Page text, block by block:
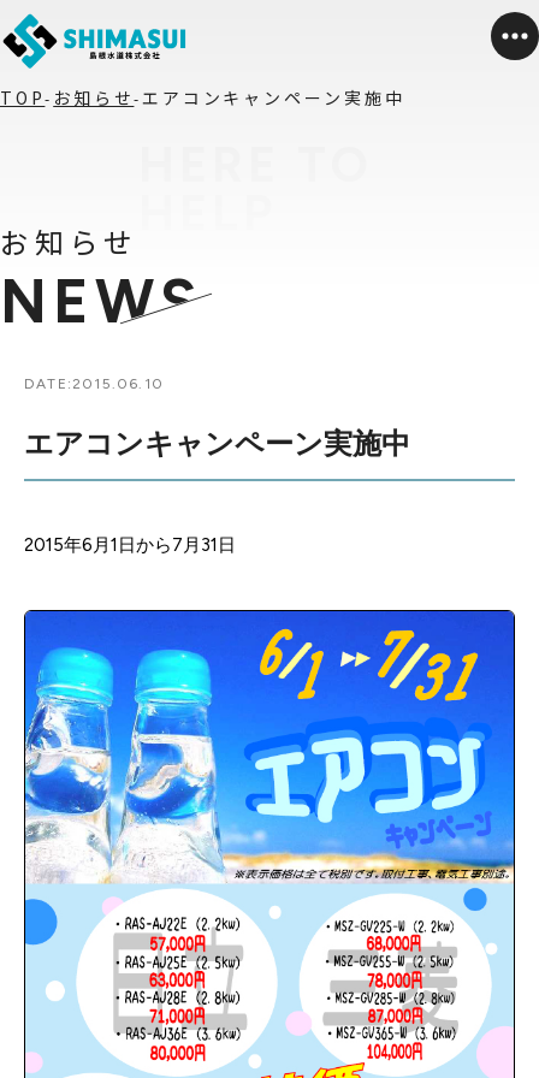
TOP お知らせ エアコンキャンペーン実施中
お知らせ
NEWS
DATE: 2015.06.10
エアコンキャンペーン実施中
2015年6月1日から7月31日